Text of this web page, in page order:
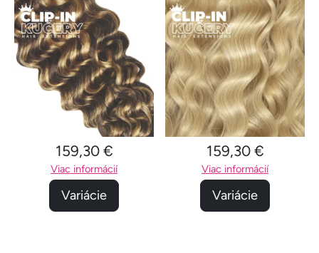
159,30 €
Viac informácií
Variácie
159,30 €
Viac informácií
Variácie